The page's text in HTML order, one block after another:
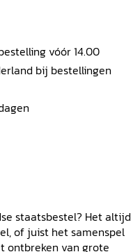
vóór 14.00
bij bestellingen
staatsbestel? Het altijd
of juist het samenspel
ontbreken van grote